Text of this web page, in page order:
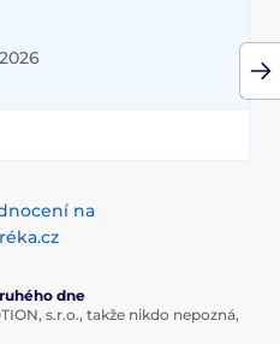
na
dne
s.r.o., takže nikdo nepozná,